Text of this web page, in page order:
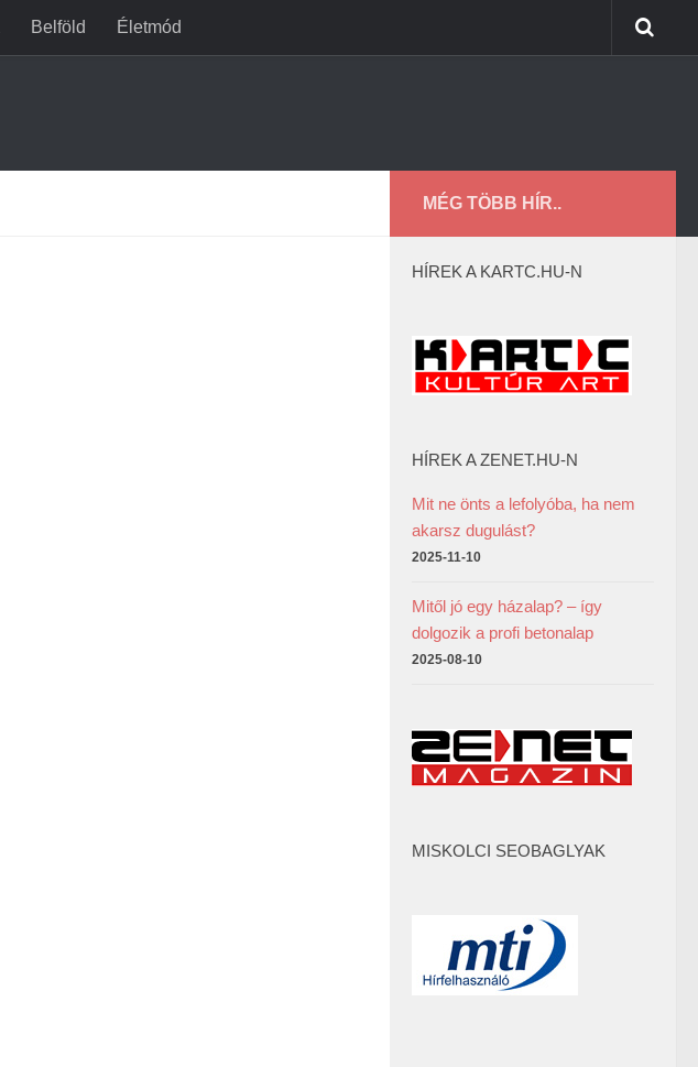
Belföld Életmód
MÉG TÖBB HÍR..
HÍREK A KARTC.HU-N
HÍREK A ZENET.HU-N
Mit ne önts a lefolyóba, ha nem
akarsz dugulást?
2025-11-10
Mitől jó egy házalap? – így
dolgozik a profi betonalap
2025-08-10
MISKOLCI SEOBAGLYAK